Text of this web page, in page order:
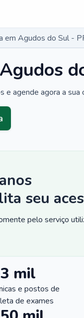
em Agudos do Sul -
agende agora a sua
seu
pelo serviço
mil
e postos de
de exames